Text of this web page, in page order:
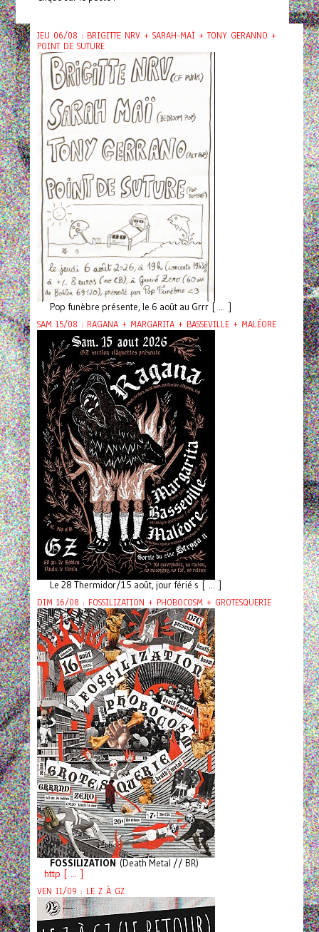
JEU 06/08 : BRIGITTE NRV + SARAH-MAÏ + TONY GERANNO +
POINT DE SUTURE
Pop funèbre présente, le 6 août au Grrr [ ... ]
SAM 15/08 : RAGANA + MARGARITA + BASSEVILLE + MALÉORE
Le 28 Thermidor/15 août, jour férié s [ ... ]
DIM 16/08 : FOSSILIZATION + PHOBOCOSM + GROTESQUERIE
FOSSILIZATION (Death Metal // BR)
http [ ... ]
VEN 11/09 : LE Z À GZ